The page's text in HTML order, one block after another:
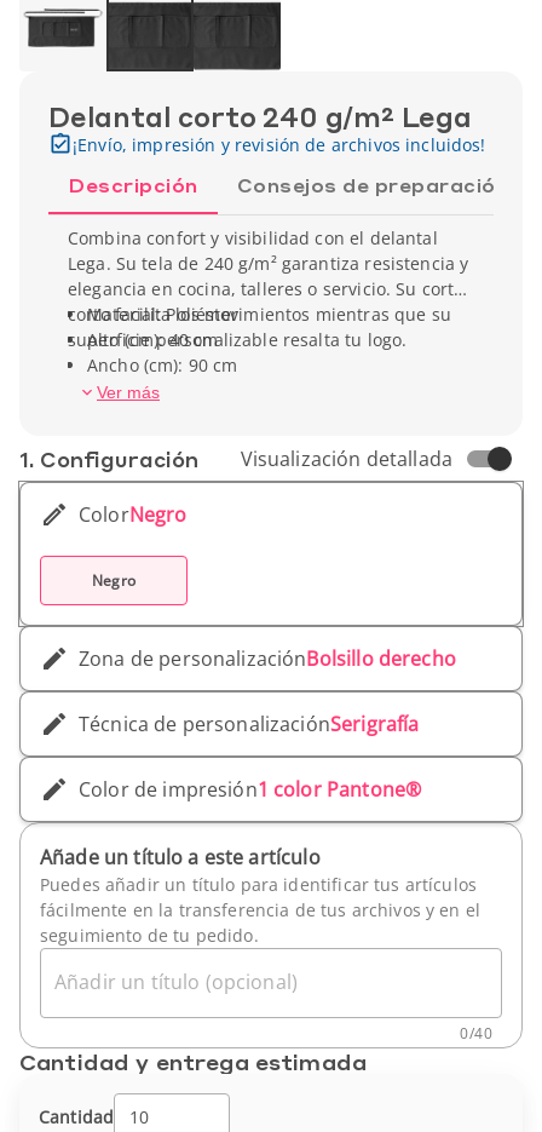
Delantal corto 240 g/m² Lega
¡Envío, impresión y revisión de archivos incluidos!
Descripción Consejos de preparación
Combina confort y visibilidad con el delantal
Lega. Su tela de 240 g/m² garantiza resistencia y
elegancia en cocina, talleres o servicio. Su corte
corto facilita los movimientos mientras que su
superficie personalizable resalta tu logo.
Material: Poliéster
Alto (cm): 40 cm
Ancho (cm): 90 cm
Peso unitario: 150 g
Ver más
1. Conf­iguración Visualización detallada
ColorNegro
Negro
Zona de personalizaciónBolsillo derecho
Técnica de personalizaciónSerigrafía
Color de impresión1 color Pantone®
Añade un título a este artículo
Puedes añadir un título para identificar tus artículos
fácilmente en la transferencia de tus archivos y en el
seguimiento de tu pedido.
Añadir un título (opcional)
0/40
Cantidad y entrega estimada
Cantidad